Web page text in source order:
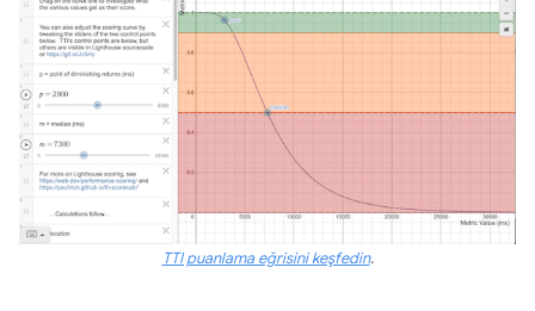
TTI puanlama eğrisini keşfedin.